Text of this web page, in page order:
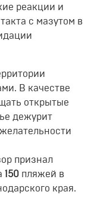
реакции и
с мазутом в
В качестве
открытые
дежурит
признал
150 пляжей в
края.